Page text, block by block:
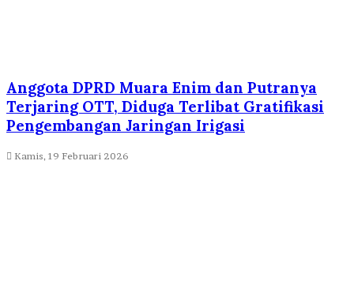
Anggota DPRD Muara Enim dan Putranya
Terjaring OTT, Diduga Terlibat Gratifikasi
Pengembangan Jaringan Irigasi
Kamis, 19 Februari 2026